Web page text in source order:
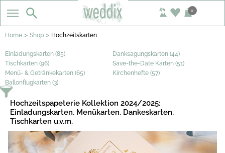
0
Home > Shop > Hochzeitskarten
Einladungskarten (85)
Danksagungskarten (44)
Tischkarten (96)
Save-the-Date Karten (51)
Menü- & Getränkekarten (65)
Kirchenhefte (57)
Ballonflugkarten (3)
Hochzeitspapeterie Kollektion 2024/2025:
Einladungskarten, Menükarten, Dankeskarten,
Tischkarten u.v.m.